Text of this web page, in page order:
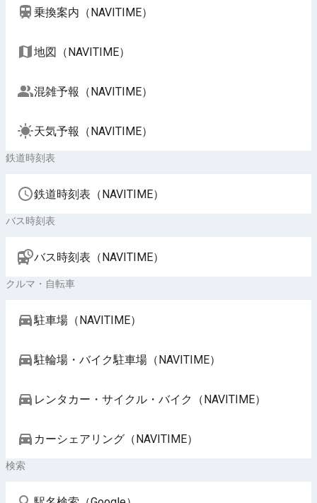
乗換案内（NAVITIME）
地図（NAVITIME）
混雑予報（NAVITIME）
天気予報（NAVITIME）
鉄道時刻表
鉄道時刻表（NAVITIME）
バス時刻表
バス時刻表（NAVITIME）
クルマ・自転車
駐車場（NAVITIME）
駐輪場・バイク駐車場（NAVITIME）
レンタカー・サイクル・バイク（NAVITIME）
カーシェアリング（NAVITIME）
検索